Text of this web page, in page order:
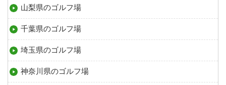
山梨県のゴルフ場
千葉県のゴルフ場
埼玉県のゴルフ場
神奈川県のゴルフ場